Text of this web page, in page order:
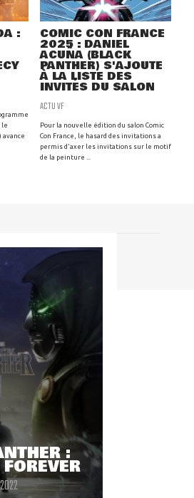
:
le
COMIC CON FRANCE
2025 : DANIEL
ACUÑA (BLACK
PANTHER) S'AJOUTE
À LA LISTE DES
INVITÉS DU SALON
ACTU VF
Pour la nouvelle édition du salon Comic
Con France, le hasard des invitations a
permis d'axer les invitations sur le motif
de la peinture ...
pour participer
: